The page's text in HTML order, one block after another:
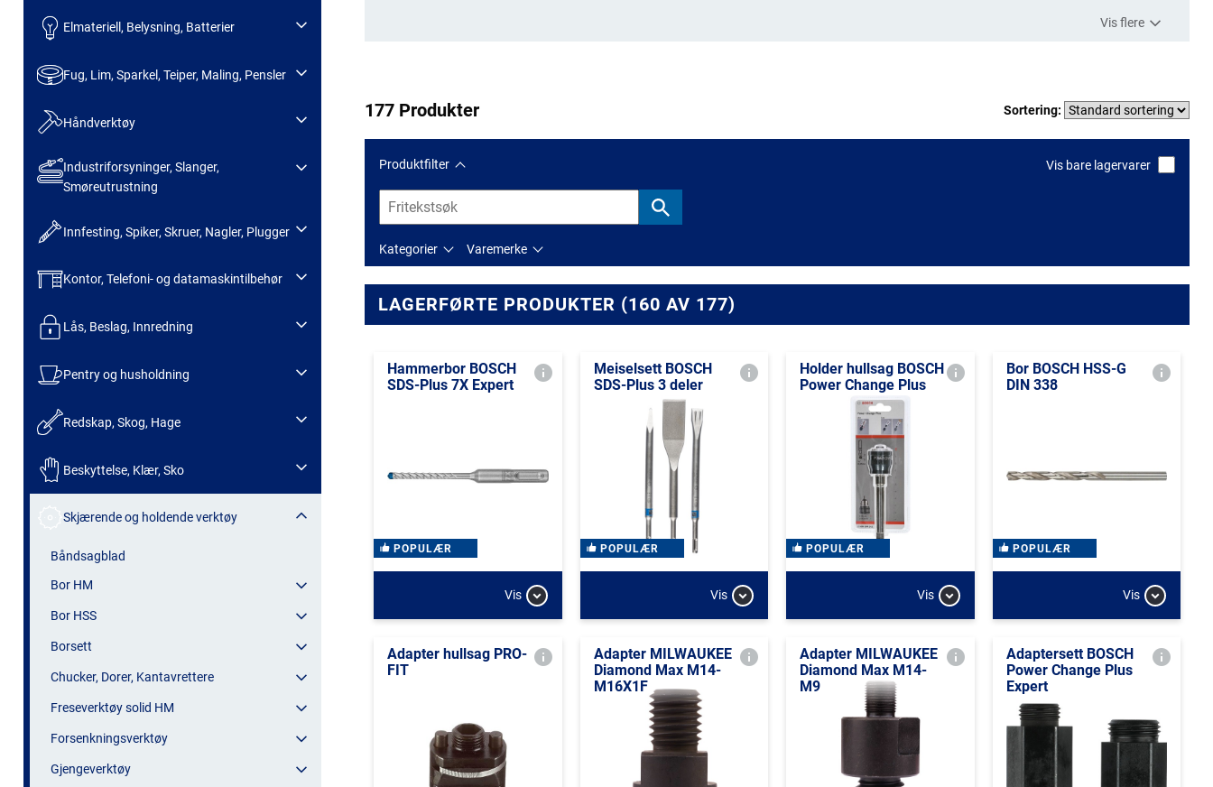
Elmateriell, Belysning, Batterier
Fug, Lim, Sparkel, Teiper, Maling, Pensler
Håndverktøy
Industriforsyninger, Slanger,
Smøreutrustning
Innfesting, Spiker, Skruer, Nagler, Plugger
Kontor, Telefoni- og datamaskintilbehør
Lås, Beslag, Innredning
Pentry og husholdning
Redskap, Skog, Hage
Beskyttelse, Klær, Sko
Skjærende og holdende verktøy
Båndsagblad
Bor HM
Bor HSS
Borsett
Chucker, Dorer, Kantavrettere
Freseverktøy solid HM
Forsenkningsverktøy
Gjengeverktøy
Vis flere
177 Produkter Sortering:
Produktfilter Vis bare lagervarer
Kategorier Varemerke
LAGERFØRTE PRODUKTER (160 AV 177)
Hammerbor BOSCH
SDS-Plus 7X Expert
POPULÆR
Vis
Meiselsett BOSCH
SDS-Plus 3 deler
POPULÆR
Vis
Holder hullsag BOSCH
Power Change Plus
POPULÆR
Vis
Bor BOSCH HSS-G
DIN 338
POPULÆR
Vis
Adapter hullsag PRO-
FIT
Adapter MILWAUKEE
Diamond Max M14-
M16X1F
Adapter MILWAUKEE
Diamond Max M14-
M9
Adaptersett BOSCH
Power Change Plus
Expert